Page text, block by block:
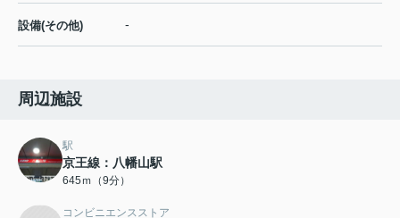
設備(その他) -
周辺施設
駅
京王線：八幡山駅
645ｍ（9分）
コンビニエンスストア